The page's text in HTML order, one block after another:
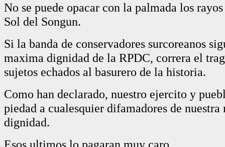
No se puede opacar con la palmada los
Sol del Songun.
Si la banda de conservadores surcoreanos
maxima dignidad de la RPDC, correra el
sujetos echados al basurero de la historia.
Como han declarado, nuestro ejercito y
piedad a cualesquier difamadores de nuestra
dignidad.
Esos ultimos lo pagaran muy caro.